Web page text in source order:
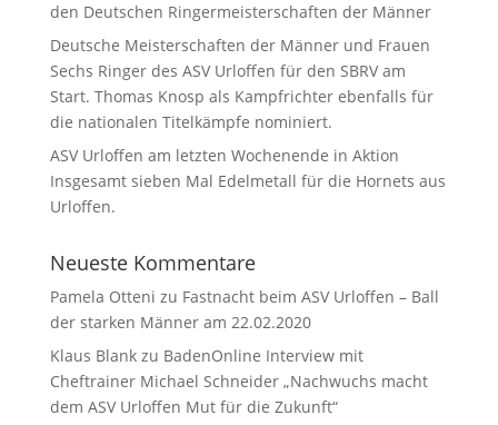
den Deutschen Ringermeisterschaften der Männer
Deutsche Meisterschaften der Männer und Frauen
Sechs Ringer des ASV Urloffen für den SBRV am
Start. Thomas Knosp als Kampfrichter ebenfalls für
die nationalen Titelkämpfe nominiert.
ASV Urloffen am letzten Wochenende in Aktion
Insgesamt sieben Mal Edelmetall für die Hornets aus
Urloffen.
Neueste Kommentare
Pamela Otteni zu Fastnacht beim ASV Urloffen – Ball
der starken Männer am 22.02.2020
Klaus Blankzu BadenOnline Interview mit
Cheftrainer Michael Schneider „Nachwuchs macht
dem ASV Urloffen Mut für die Zukunft“